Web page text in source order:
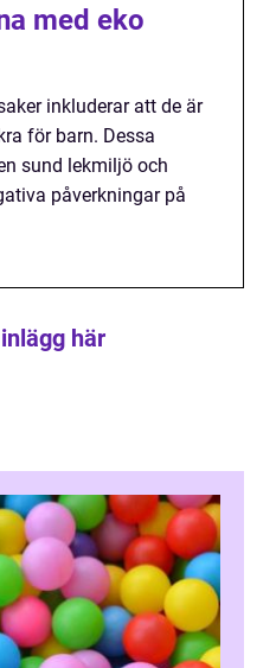
med eko
inkluderar att de är
för barn. Dessa
sund lekmiljö och
påverkningar på
här